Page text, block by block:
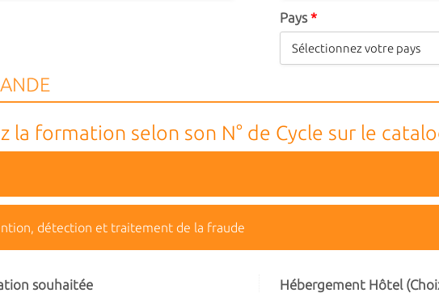
Pays*
la formation selon son N° de Cycle sur le
souhaitée Hébergement Hôtel